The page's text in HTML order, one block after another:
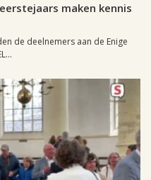
maken kennis
de deelnemers aan de Enige